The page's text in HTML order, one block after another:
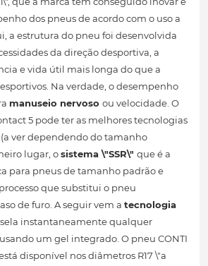
dos pneus de acordo com o uso a
a estrutura do pneu foi desenvolvida
da direção desportiva, a
e vida útil mais longa do que a
Na verdade, o desempenho
manuseio nervoso ou velocidade. O
5 pode ter as melhores tecnologias
ver dependendo do tamanho
lugar, osistema \"SSR\" que é a
para pneus de tamanho padrão e
que substitui o pneu
de furo. A seguir vem a tecnologia
instantaneamente qualquer
um gel integrado. O pneu CONTI
está disponível nos diâmetros R17 \"a